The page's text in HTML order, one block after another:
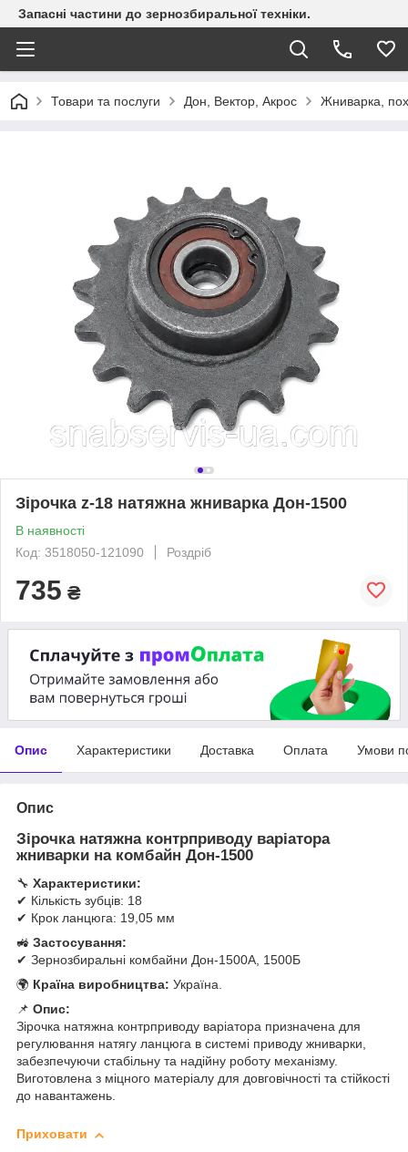
Запасні частини до зернозбиральної техніки.
Товари та послуги Дон, Вектор, Акрос Жниварка,
Зірочка z-18 натяжна жниварка Дон-1500
В наявності
Код: 3518050-121090
Роздріб
735 ₴
Опис Характеристики Доставка Оплата Умови
Опис
Зірочка натяжна контрприводу варіатора
жниварки на комбайн Дон-1500
🔧 Характеристики:
✔ Кількість зубців: 18
✔ Крок ланцюга: 19,05 мм
🚜 Застосування:
✔ Зернозбиральні комбайни Дон-1500А, 1500Б
🌍 Країна виробництва: Україна.
📌 Опис:
Зірочка натяжна контрприводу варіатора призначена для
регулювання натягу ланцюга в системі приводу жниварки,
забезпечуючи стабільну та надійну роботу механізму.
Виготовлена з міцного матеріалу для довговічності та стійкості
до навантажень.
Приховати